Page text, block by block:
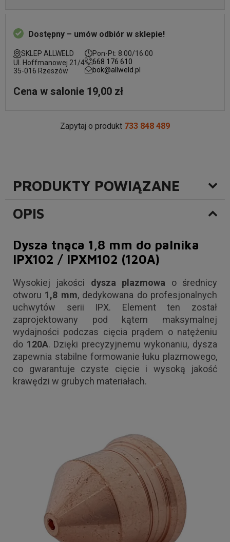
Dostępny – umów odbiór w sklepie!
SKLEP ALLWELD
Ul. Hoffmanowej 21/4
35-016 Rzeszów
Pon-Pt: 8:00/16:00
668 176 610
bok@allweld.pl
Cena w salonie 19,00 zł
Zapytaj o produkt 733 848 489
PRODUKTY POWIĄZANE
OPIS
Dysza tnąca 1,8 mm do palnika
IPX102 / IPXM102 (120A)
Wysokiej jakości dysza plazmowa o średnicy
otworu 1,8 mm, dedykowana do profesjonalnych
uchwytów serii IPX. Element ten został
zaprojektowany pod kątem maksymalnej
wydajności podczas cięcia prądem o natężeniu
do 120A. Dzięki precyzyjnemu wykonaniu, dysza
zapewnia stabilne formowanie łuku plazmowego,
co gwarantuje czyste cięcie i wysoką jakość
krawędzi w grubych materiałach.